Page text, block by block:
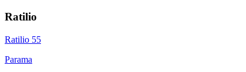
Ratilio
Ratilio 55
Parama